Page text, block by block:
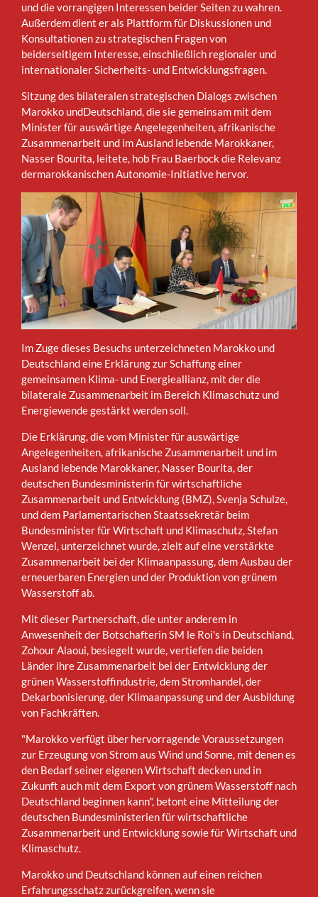
und die vorrangigen Interessen beider Seiten zu wahren.
Außerdem dient er als Plattform für Diskussionen und
Konsultationen zu strategischen Fragen von
beiderseitigem Interesse, einschließlich regionaler und
internationaler Sicherheits- und Entwicklungsfragen.
Sitzung des bilateralen strategischen Dialogs zwischen
Marokko undDeutschland, die sie gemeinsam mit dem
Minister für auswärtige Angelegenheiten, afrikanische
Zusammenarbeit und im Ausland lebende Marokkaner,
Nasser Bourita, leitete, hob Frau Baerbock die Relevanz
dermarokkanischen Autonomie-Initiative hervor.
Im Zuge dieses Besuchs unterzeichneten Marokko und
Deutschland eine Erklärung zur Schaffung einer
gemeinsamen Klima- und Energieallianz, mit der die
bilaterale Zusammenarbeit im Bereich Klimaschutz und
Energiewende gestärkt werden soll.
Die Erklärung, die vom Minister für auswärtige
Angelegenheiten, afrikanische Zusammenarbeit und im
Ausland lebende Marokkaner, Nasser Bourita, der
deutschen Bundesministerin für wirtschaftliche
Zusammenarbeit und Entwicklung (BMZ), Svenja Schulze,
und dem Parlamentarischen Staatssekretär beim
Bundesminister für Wirtschaft und Klimaschutz, Stefan
Wenzel, unterzeichnet wurde, zielt auf eine verstärkte
Zusammenarbeit bei der Klimaanpassung, dem Ausbau der
erneuerbaren Energien und der Produktion von grünem
Wasserstoff ab.
Mit dieser Partnerschaft, die unter anderem in
Anwesenheit der Botschafterin SM le Roi's in Deutschland,
Zohour Alaoui, besiegelt wurde, vertiefen die beiden
Länder ihre Zusammenarbeit bei der Entwicklung der
grünen Wasserstoffindustrie, dem Stromhandel, der
Dekarbonisierung, der Klimaanpassung und der Ausbildung
von Fachkräften.
"Marokko verfügt über hervorragende Voraussetzungen
zur Erzeugung von Strom aus Wind und Sonne, mit denen es
den Bedarf seiner eigenen Wirtschaft decken und in
Zukunft auch mit dem Export von grünem Wasserstoff nach
Deutschland beginnen kann", betont eine Mitteilung der
deutschen Bundesministerien für wirtschaftliche
Zusammenarbeit und Entwicklung sowie für Wirtschaft und
Klimaschutz.
Marokko und Deutschland können auf einen reichen
Erfahrungsschatz zurückgreifen, wenn sie